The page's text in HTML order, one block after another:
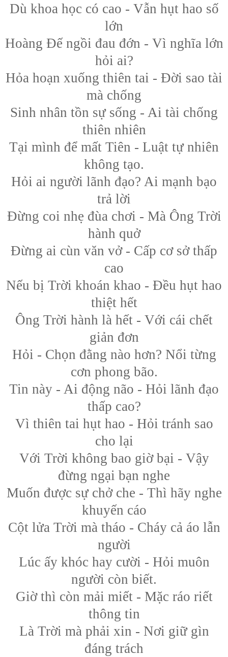
Dù khoa học có cao - Vẫn hụt hao số
lớn
Hoàng Đế ngồi đau đớn - Vì nghĩa lớn
hỏi ai?
Hỏa hoạn xuống thiên tai - Đời sao tài
mà chống
Sinh nhân tồn sự sống - Ai tài chống
thiên nhiên
Tại mình để mất Tiên - Luật tự nhiên
không tạo.
Hỏi ai người lãnh đạo? Ai mạnh bạo
trả lời
Đừng coi nhẹ đùa chơi - Mà Ông Trời
hành quở
Đừng ai cùn văn vở - Cấp cơ sở thấp
cao
Nếu bị Trời khoán khao - Đều hụt hao
thiệt hết
Ông Trời hành là hết - Với cái chết
giản đơn
Hỏi - Chọn đằng nào hơn? Nổi từng
cơn phong bão.
Tin này - Ai động não - Hỏi lãnh đạo
thấp cao?
Vì thiên tai hụt hao - Hỏi tránh sao
cho lại
Với Trời không bao giờ bại - Vậy
đừng ngại bạn nghe
Muốn được sự chở che - Thì hãy nghe
khuyến cáo
Cột lửa Trời mà tháo - Cháy cả áo lẫn
người
Lúc ấy khóc hay cười - Hỏi muôn
người còn biết.
Giờ thì còn mải miết - Mặc ráo riết
thông tin
Là Trời mà phải xin - Nơi giữ gìn
đáng trách